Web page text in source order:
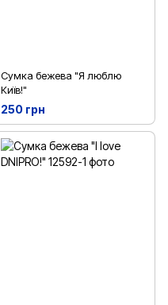
Сумка бежева "Я люблю
Київ!"
250 грн